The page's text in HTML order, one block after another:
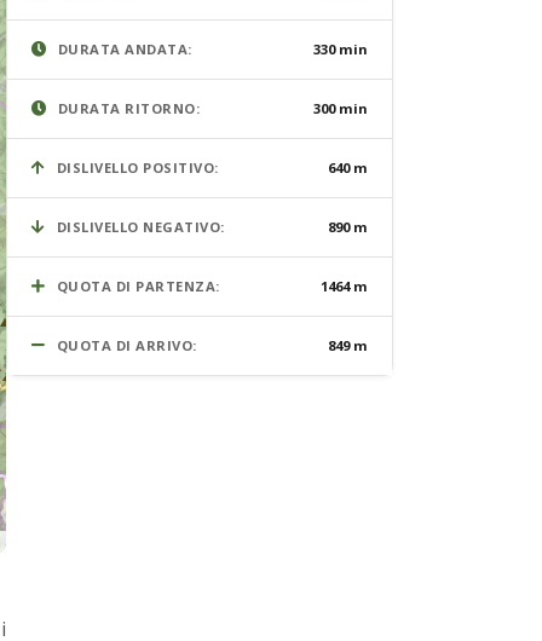
DURATA ANDATA: 330 min
DURATA RITORNO: 300 min
DISLIVELLO POSITIVO: 640 m
DISLIVELLO NEGATIVO: 890 m
QUOTA DI PARTENZA: 1464 m
QUOTA DI ARRIVO: 849 m